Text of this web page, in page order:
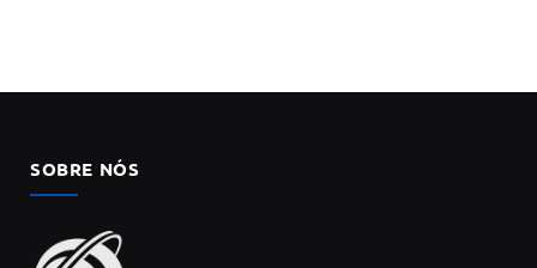
SOBRE NÓS